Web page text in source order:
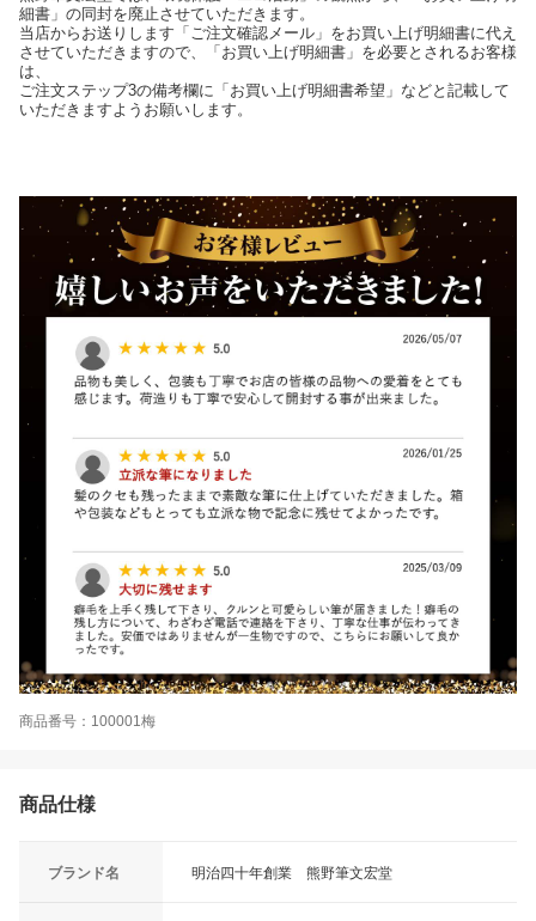
細書」の同封を廃止させていただきます。
当店からお送りします「ご注文確認メール」をお買い上げ明細書に代え
させていただきますので、「お買い上げ明細書」を必要とされるお客様
は、
ご注文ステップ3の備考欄に「お買い上げ明細書希望」などと記載して
いただきますようお願いします。
商品番号：100001梅
商品仕様
ブランド名 明治四十年創業 熊野筆文宏堂